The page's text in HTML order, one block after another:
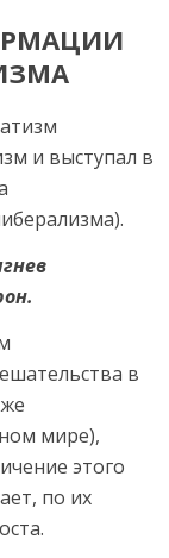
и выступал в
в
мире),
этого
по их